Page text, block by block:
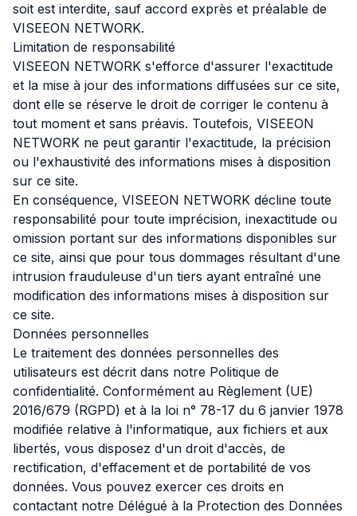
soit est interdite, sauf accord exprès et préalable de
VISEEON NETWORK.
Limitation de responsabilité
VISEEON NETWORK s'efforce d'assurer l'exactitude
et la mise à jour des informations diffusées sur ce site,
dont elle se réserve le droit de corriger le contenu à
tout moment et sans préavis. Toutefois, VISEEON
NETWORK ne peut garantir l'exactitude, la précision
ou l'exhaustivité des informations mises à disposition
sur ce site.
En conséquence, VISEEON NETWORK décline toute
responsabilité pour toute imprécision, inexactitude ou
omission portant sur des informations disponibles sur
ce site, ainsi que pour tous dommages résultant d'une
intrusion frauduleuse d'un tiers ayant entraîné une
modification des informations mises à disposition sur
ce site.
Données personnelles
Le traitement des données personnelles des
utilisateurs est décrit dans notre Politique de
confidentialité. Conformément au Règlement (UE)
2016/679 (RGPD) et à la loi n° 78-17 du 6 janvier 1978
modifiée relative à l'informatique, aux fichiers et aux
libertés, vous disposez d'un droit d'accès, de
rectification, d'effacement et de portabilité de vos
données. Vous pouvez exercer ces droits en
contactant notre Délégué à la Protection des Données